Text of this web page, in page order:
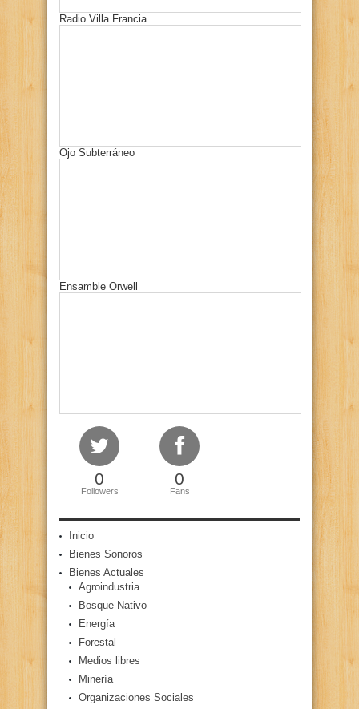
Radio Villa Francia
Ojo Subterráneo
Ensamble Orwell
0
Followers
0
Fans
Inicio
Bienes Sonoros
Bienes Actuales
Agroindustria
Bosque Nativo
Energía
Forestal
Medios libres
Minería
Organizaciones Sociales